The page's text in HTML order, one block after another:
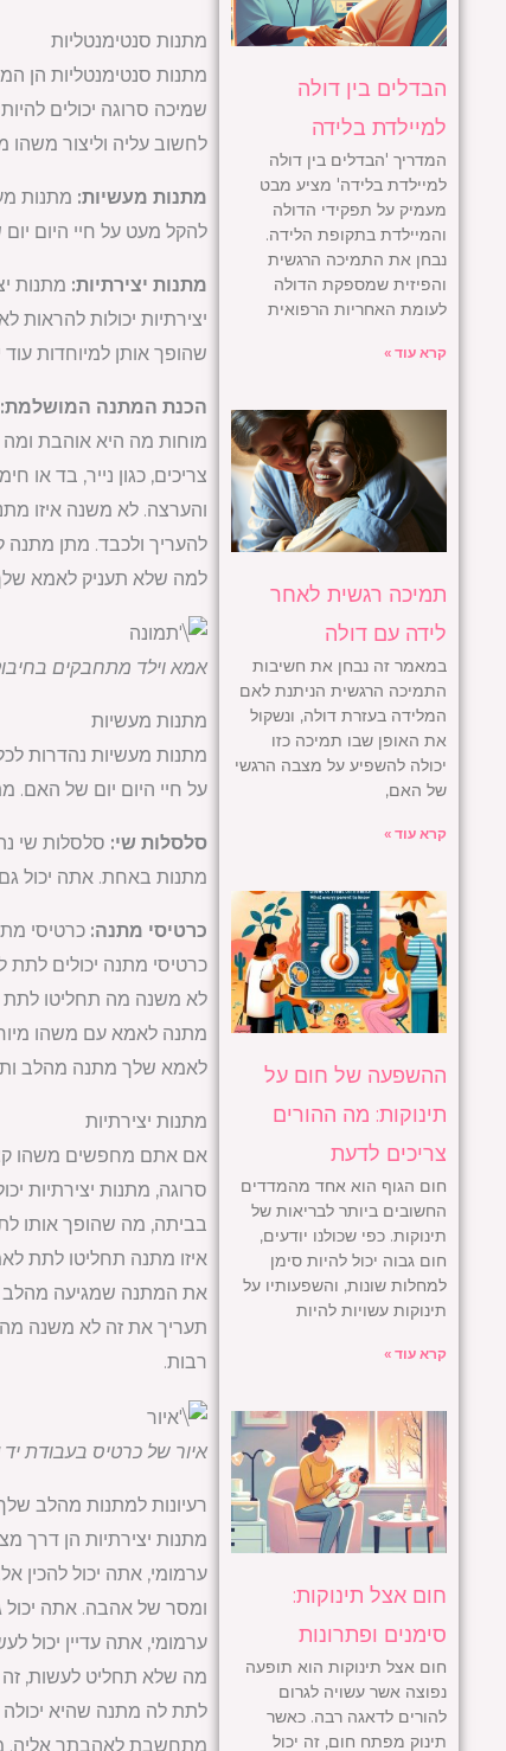
הבדלים בין דולה
למיילדת בלידה
המדריך 'הבדלים בין דולה
למיילדת בלידה' מציע מבט
מעמיק על תפקידי הדולה
והמיילדת בתקופת הלידה.
נבחן את התמיכה הרגשית
והפיזית שמספקת הדולה
לעומת האחריות הרפואית
קרא עוד »
תמיכה רגשית לאחר
לידה עם דולה
במאמר זה נבחן את חשיבות
התמיכה הרגשית הניתנת לאם
המלידה בעזרת דולה, ונשקול
את האופן שבו תמיכה כזו
יכולה להשפיע על מצבה הרגשי
של האם,
קרא עוד »
ההשפעה של חום על
תינוקות: מה ההורים
צריכים לדעת
חום הגוף הוא אחד מהמדדים
החשובים ביותר לבריאות של
תינוקות. כפי שכולנו יודעים,
חום גבוה יכול להיות סימן
למחלות שונות, והשפעותיו על
תינוקות עשויות להיות
קרא עוד »
חום אצל תינוקות:
סימנים ופתרונות
חום אצל תינוקות הוא תופעה
נפוצה אשר עשויה לגרום
להורים לדאגה רבה. כאשר
תינוק מפתח חום, זה יכול
מתנות סנטימנטליות
מתנות סנטימנטליות הן
שמיכה סרוגה יכולים
לחשוב עליה וליצור משהו
מתנות מעשיות: מתנות
להקל מעט על חיי היום
מתנות יצירתיות: מתנות
יצירתיות יכולות
שהופך אותן למיוחדות עוד
הכנת המתנה המושלמת:
מוחות מה היא אוהבת
צריכים, כגון נייר, בד
והערצה. לא משנה איזו
להעריך ולכבד. מתן מתנה
למה שלא תעניק לאמא
אמא וילד מתחבקים
מתנות מעשיות
מתנות מעשיות נהדרות
על חיי היום יום של האם.
סלסלות שי: סלסלות שי
מתנות באחת. אתה יכול
כרטיסי מתנה: כרטיסי
כרטיסי מתנה יכולים
לא משנה מה תחליטו לתת
מתנה לאמא עם משהו
לאמא שלך מתנה מהלב
מתנות יצירתיות
אם אתם מחפשים משהו קצת
סרוגה, מתנות יצירתיות
בביתה, מה שהופך אותו
איזו מתנה תחליטו לתת
את המתנה שמגיעה מהלב
תעריך את זה לא משנה
רבות.
איור של כרטיס בעבודת
רעיונות למתנות מהלב
מתנות יצירתיות הן
ערמומי, אתה יכול להכין
ומסר של אהבה. אתה
ערמומי, אתה עדיין יכול
מה שלא תחליט לעשות,
לתת לה מתנה שהיא
מתחשבת לאהבתך אליה.